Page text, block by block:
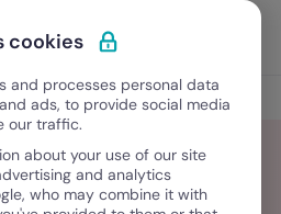
Scopri Factorial
cookies
and processes personal data
ads, to provide social media
our traffic.
about your use of our site
and analytics
who may combine it with